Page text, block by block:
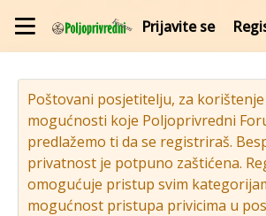
Prijavite se
Poštovani posjetitelju, za
mogućnosti koje Poljoprivredni
predlažemo ti da se registriraš.
privatnost je potpuno zaštićena.
omogućuje pristup svim
mogućnost pristupa privicima u